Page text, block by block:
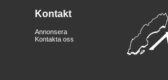
Kontakt
Annonsera
Kontakta oss